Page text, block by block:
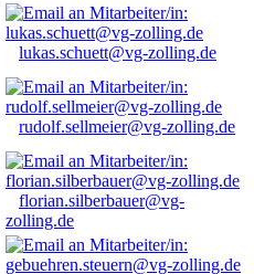
lukas.schuett@vg-zolling.de
rudolf.sellmeier@vg-zolling.de
florian.silberbauer@vg-
zolling.de